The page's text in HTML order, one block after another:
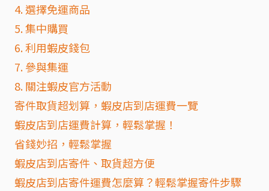
4. 選擇免運商品
5. 集中購買
6. 利用蝦皮錢包
7. 參與集運
8. 關注蝦皮官方活動
寄件取貨超划算，蝦皮店到店運費一覽
蝦皮店到店運費計算，輕鬆掌握！
省錢妙招，輕鬆掌握
蝦皮店到店寄件、取貨超方便
蝦皮店到店寄件運費怎麼算？輕鬆掌握寄件步驟